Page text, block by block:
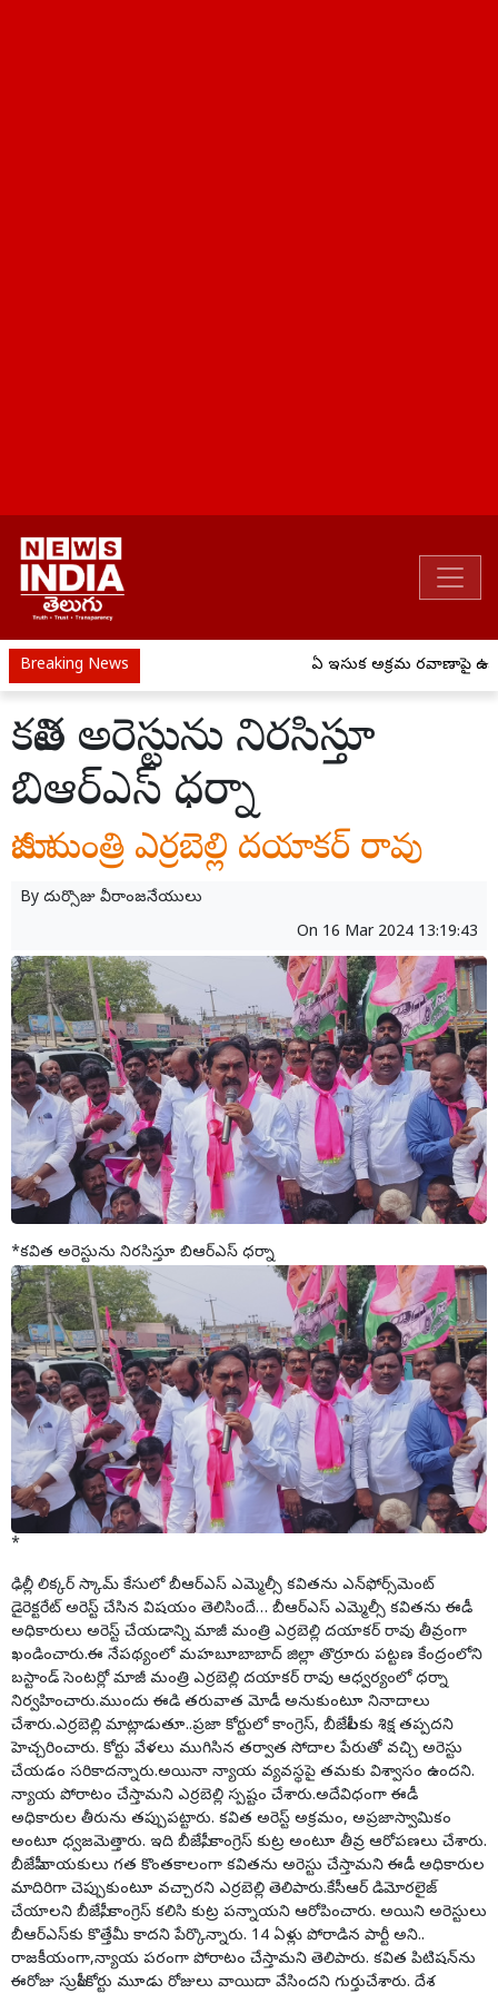
Breaking News ఏపీ ఇసుక అక్రమ రవాణాపై
కవిత అరెస్టును నిరసిస్తూ
బిఆర్ఎస్ ధర్నా
మాజీ మంత్రి ఎర్రబెల్లి దయాకర్ రావు
By దుర్సొజు వీరాంజనేయులు
On 16 Mar 2024 13:19:43
*కవిత అరెస్టును నిరసిస్తూ బిఆర్ఎస్ ధర్నా
*
ఢిల్లీ లిక్కర్ స్కామ్ కేసులో బీఆర్‌ఎస్ ఎమ్మెల్సీ కవితను ఎన్‌ఫోర్స్‌మెంట్
డైరెక్టరేట్ అరెస్ట్ చేసిన విషయం తెలిసిందే… బీఆర్ఎస్ ఎమ్మెల్సీ కవితను ఈడీ
అధికారులు అరెస్ట్ చేయడాన్ని మాజీ మంత్రి ఎర్రబెల్లి దయాకర్ రావు తీవ్రంగా
ఖండించారు.ఈ నేపథ్యంలో మహబూబాబాద్ జిల్లా తొర్రూరు పట్టణ కేంద్రంలోని
బస్టాండ్ సెంటర్లో మాజీ మంత్రి ఎర్రబెల్లి దయాకర్ రావు ఆధ్వర్యంలో ధర్నా
నిర్వహించారు.ముందు ఈడి తరువాత మోడీ అనుకుంటూ నినాదాలు
చేశారు.ఎర్రబెల్లి మాట్లాడుతూ..ప్రజా కోర్టులో కాంగ్రెస్, బీజేపీలకు శిక్ష తప్పదని
హెచ్చరించారు. కోర్టు వేళలు ముగిసిన తర్వాత సోదాల పేరుతో వచ్చి అరెస్టు
చేయడం సరికాదన్నారు.అయినా న్యాయ వ్యవస్థపై తమకు విశ్వాసం ఉందని.
న్యాయ పోరాటం చేస్తామని ఎర్రబెల్లి స్పష్టం చేశారు.అదేవిధంగా ఈడీ
అధికారుల తీరును తప్పుపట్టారు. కవిత అరెస్ట్ అక్రమం, అప్రజాస్వామికం
అంటూ ధ్వజమెత్తారు. ఇది బీజేపీ, కాంగ్రెస్ కుట్ర అంటూ తీవ్ర ఆరోపణలు చేశారు.
బీజేపీ నాయకులు గత కొంతకాలంగా కవితను అరెస్టు చేస్తామని ఈడీ అధికారుల
మాదిరిగా చెప్పుకుంటూ వచ్చారని ఎర్రబెల్లి తెలిపారు.కేసీఆర్‌‌ డిమోరలైజ్
చేయాలని బీజేపీ, కాంగ్రెస్ కలిసి కుట్ర పన్నాయని ఆరోపించారు. అయిని అరెస్టులు
బీఆర్ఎస్‌కు కొత్తేమీ కాదని పేర్కొన్నారు. 14 ఏళ్లు పోరాడిన పార్టీ అని..
రాజకీయంగా,న్యాయ పరంగా పోరాటం చేస్తామని తెలిపారు. కవిత పిటిషన్‌ను
ఈరోజు సుప్రీంకోర్టు మూడు రోజులు వాయిదా వేసిందని గుర్తుచేశారు. దేశ